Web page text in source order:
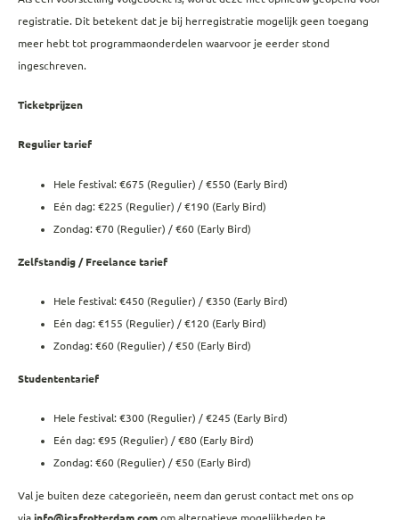
registratie. Dit betekent dat je bij herregistratie mogelijk geen toegang
meer hebt tot programmaonderdelen waarvoor je eerder stond
ingeschreven.
Ticketprijzen
Regulier tarief
Hele festival: €675 (Regulier) / €550 (Early Bird)
Eén dag: €225 (Regulier) / €190 (Early Bird)
Zondag: €70 (Regulier) / €60 (Early Bird)
Zelfstandig / Freelance tarief
Hele festival: €450 (Regulier) / €350 (Early Bird)
Eén dag: €155 (Regulier) / €120 (Early Bird)
Zondag: €60 (Regulier) / €50 (Early Bird)
Studententarief
Hele festival: €300 (Regulier) / €245 (Early Bird)
Eén dag: €95 (Regulier) / €80 (Early Bird)
Zondag: €60 (Regulier) / €50 (Early Bird)
Val je buiten deze categorieën, neem dan gerust contact met ons op